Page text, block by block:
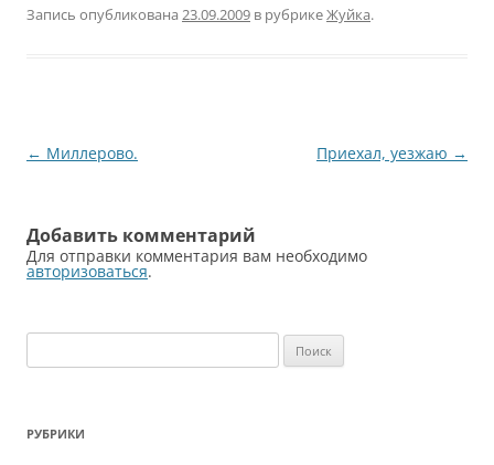
Запись опубликована 23.09.2009 в рубрикеЖуйка.
Навигация
← Миллерово. Приехал, уезжаю →
Добавить комментарий
Для отправки комментария вам необходимо
авторизоваться.
РУБРИКИ